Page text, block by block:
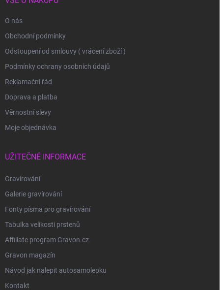
O nás
Obchodní podmínky
Odstoupení od smlouvy ( vrácení zboží )
Podmínky ochrany osobních údajů
Reklamační řád
Doprava a platba
Věrnostní slevy
Moje objednávka
UŽITEČNÉ INFORMACE
Gravírování
Galerie gravírování
Fonty písma pro gravírování
Tabulka velikosti prstenů
Affiliate program Gravon.cz
Gravon magazín
Návod jak nalepit autosamolepku
Kontakt